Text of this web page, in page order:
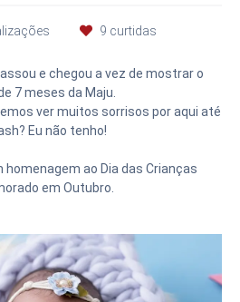
9 curtidas
e chegou a vez de mostrar o
7 meses da Maju.
ver muitos sorrisos por aqui até
Eu não tenho!
ao Dia das Crianças
em Outubro.